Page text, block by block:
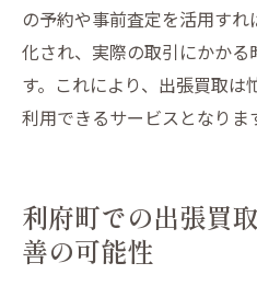
の予約や事前査定を活用す
化され、実際の取引にかか
す。これにより、出張買取は
利用できるサービスとなりま
利府町での出張買
善の可能性